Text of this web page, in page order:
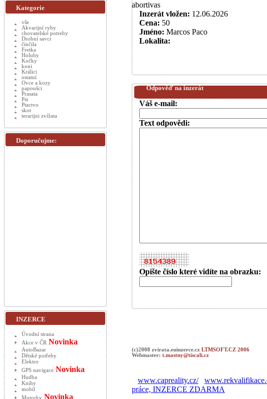
abortivas
Inzerát vložen: 12.06.2026
Cena: 50
Jméno: Marcos Paco
Lokalita:
Odpověď na inzerát
Váš e-mail:
Text odpovědi:
Opište číslo které vidíte na obrazku:
(c)2008 zvirata.euinzerce.cz LTMSOFT.CZ 2006
Webmaster: t.mastny@tiscali.cz
www.capreality.cz/
práce, INZERCE ZDARMA
Kategorie
vše
Akvarijní ryby
chovatelské potreby
Drobní savci
činčila
Fretka
Holuby
Kočky
koni
Králici
ostatní
Ovce a kozy
papoušci
Prasata
Psi
Ptactvo
skot
terarijni zvížata
Doporučujme:
INZERCE
Úvodní strana
Akce v ČR Novinka
AutoBazar
Dětské potřeby
Elektro
GPS navigace Novinka
Hudba
Knihy
mobil
Motorky Novinka